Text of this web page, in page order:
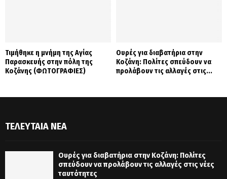
Τιμήθηκε η μνήμη της Αγίας
Παρασκευής στην πόλη της
Κοζάνης (ΦΩΤΟΓΡΑΦΙΕΣ)
Ουρές για διαβατήρια στην
Κοζάνη: Πολίτες σπεύδουν να
προλάβουν τις αλλαγές στις...
ΤΕΛΕΥΤΑΊΑ ΝΈΑ
Ουρές για διαβατήρια στην Κοζάνη: Πολίτες
σπεύδουν να προλάβουν τις αλλαγές στις νέες
ταυτότητες